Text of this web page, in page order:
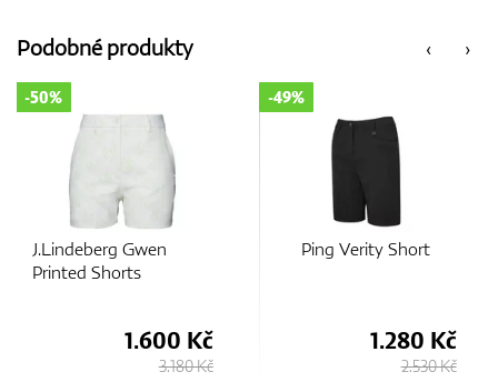
GPS/Dálkoměry
‹
Podobné produkty ›
J.Lindeberg Gwen
Printed Shorts
-50%
1.600 Kč
3.180 Kč
Ping Verity Short
-49%
1.280 Kč
2.530 Kč